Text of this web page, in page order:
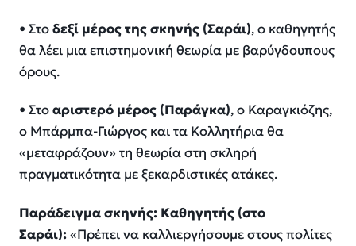
• Στοδεξί μέρος της σκηνής (Σαράι), ο καθηγητής
θα λέει μια επιστημονική θεωρία με βαρύγδουπους
όρους.
• Στοαριστερό μέρος (Παράγκα), ο Καραγκιόζης,
ο Μπάρμπα-Γιώργος και τα Κολλητήρια θα
«μεταφράζουν» τη θεωρία στη σκληρή
πραγματικότητα με ξεκαρδιστικές ατάκες.
Παράδειγμα σκηνής: Καθηγητής (στο
Σαράι):«Πρέπει να καλλιεργήσουμε στους πολίτες